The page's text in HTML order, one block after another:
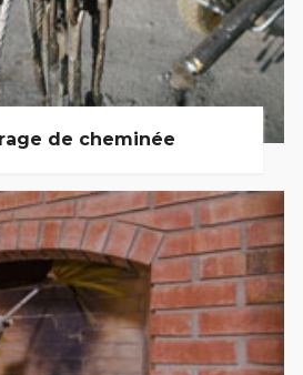
de cheminée